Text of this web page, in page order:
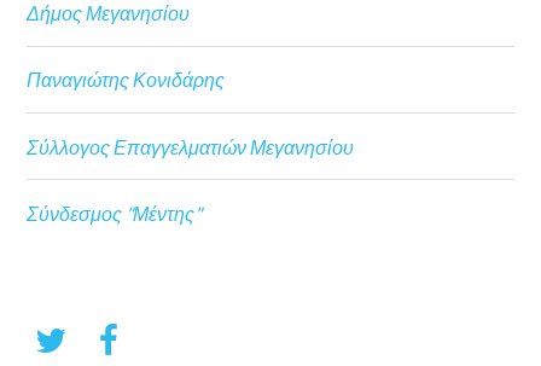
Δήμος Μεγανησίου
Παναγιώτης Κονιδάρης
Σύλλογος Επαγγελματιών Μεγανησίου
Σύνδεσμος "Μέντης"